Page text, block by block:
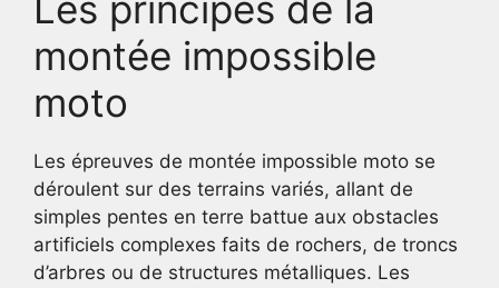
montée impossible
moto
Les épreuves de montée impossible moto se
déroulent sur des terrains variés, allant de
simples pentes en terre battue aux obstacles
artificiels complexes faits de rochers, de troncs
d’arbres ou de structures métalliques. Les